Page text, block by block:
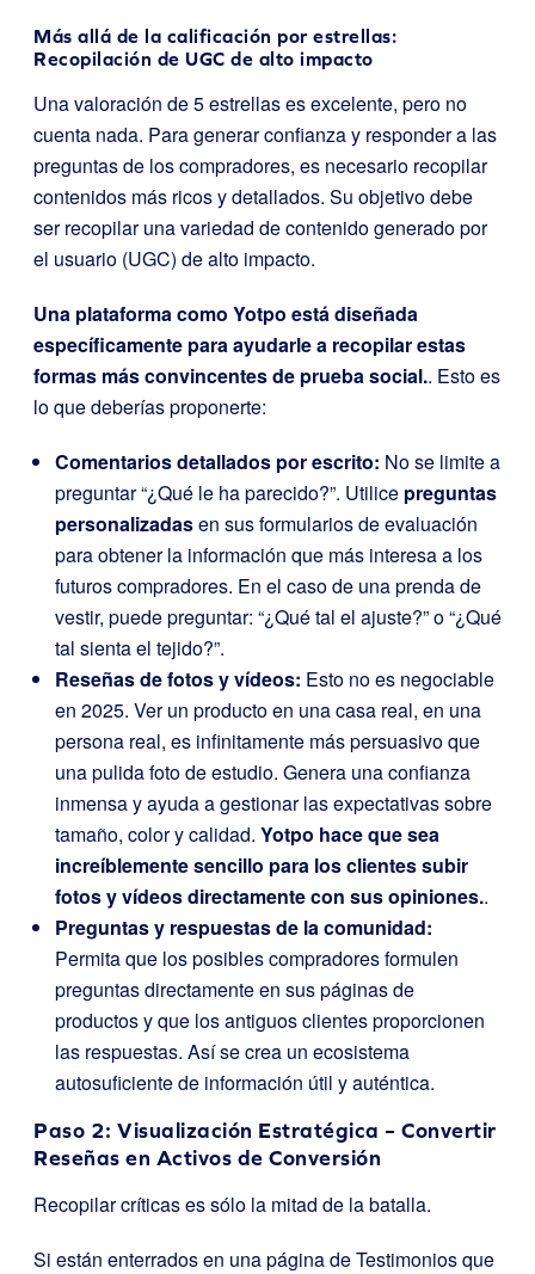
Más allá de la calificación por estrellas:
Recopilación de UGC de alto impacto
Una valoración de 5 estrellas es excelente, pero no
cuenta nada. Para generar confianza y responder a las
preguntas de los compradores, es necesario recopilar
contenidos más ricos y detallados. Su objetivo debe
ser recopilar una variedad de contenido generado por
el usuario (UGC) de alto impacto.
Una plataforma como Yotpo está diseñada
específicamente para ayudarle a recopilar estas
formas más convincentes de prueba social.. Esto es
lo que deberías proponerte:
Comentarios detallados por escrito: No se limite a
preguntar “¿Qué le ha parecido?”. Utilice preguntas
personalizadasen sus formularios de evaluación
para obtener la información que más interesa a los
futuros compradores. En el caso de una prenda de
vestir, puede preguntar: “¿Qué tal el ajuste?” o “¿Qué
tal sienta el tejido?”.
Reseñas de fotos y vídeos: Esto no es negociable
en 2025. Ver un producto en una casa real, en una
persona real, es infinitamente más persuasivo que
una pulida foto de estudio. Genera una confianza
inmensa y ayuda a gestionar las expectativas sobre
tamaño, color y calidad. Yotpo hace que sea
increíblemente sencillo para los clientes subir
fotos y vídeos directamente con sus opiniones..
Preguntas y respuestas de la comunidad:
Permita que los posibles compradores formulen
preguntas directamente en sus páginas de
productos y que los antiguos clientes proporcionen
las respuestas. Así se crea un ecosistema
autosuficiente de información útil y auténtica.
Paso 2: Visualización Estratégica – Convertir
Reseñas en Activos de Conversión
Recopilar críticas es sólo la mitad de la batalla.
Si están enterrados en una página de Testimonios que